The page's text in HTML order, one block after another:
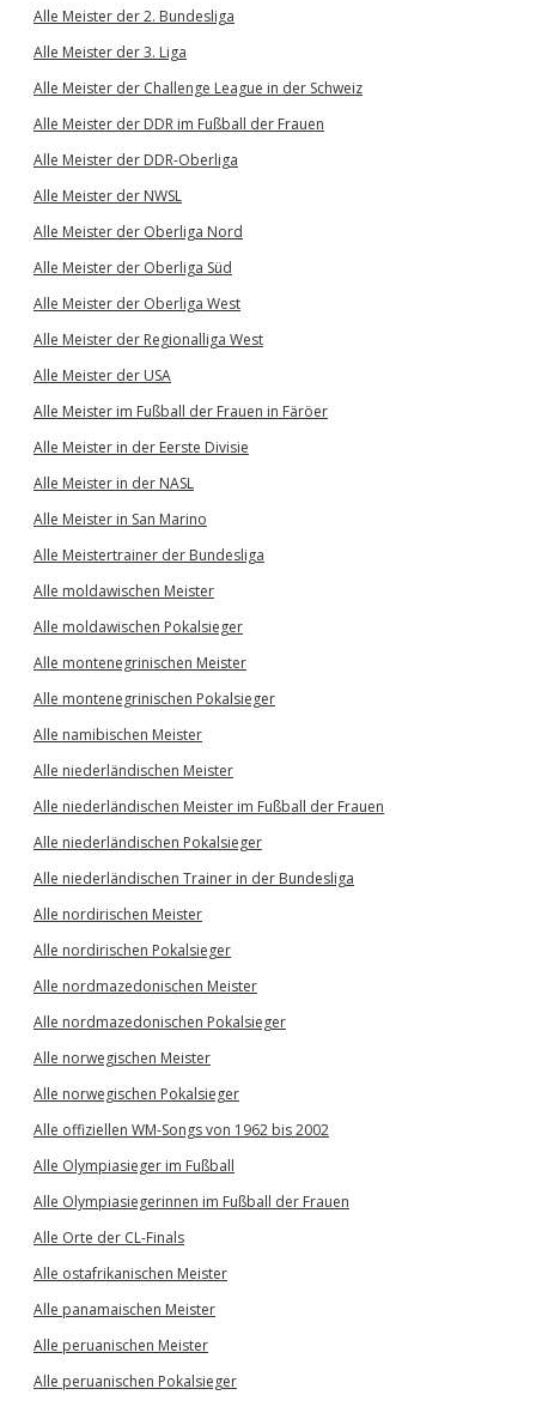
Alle Meister der 2. Bundesliga
Alle Meister der 3. Liga
Alle Meister der Challenge League in der Schweiz
Alle Meister der DDR im Fußball der Frauen
Alle Meister der DDR-Oberliga
Alle Meister der NWSL
Alle Meister der Oberliga Nord
Alle Meister der Oberliga Süd
Alle Meister der Oberliga West
Alle Meister der Regionalliga West
Alle Meister der USA
Alle Meister im Fußball der Frauen in Färöer
Alle Meister in der Eerste Divisie
Alle Meister in der NASL
Alle Meister in San Marino
Alle Meistertrainer der Bundesliga
Alle moldawischen Meister
Alle moldawischen Pokalsieger
Alle montenegrinischen Meister
Alle montenegrinischen Pokalsieger
Alle namibischen Meister
Alle niederländischen Meister
Alle niederländischen Meister im Fußball der Frauen
Alle niederländischen Pokalsieger
Alle niederländischen Trainer in der Bundesliga
Alle nordirischen Meister
Alle nordirischen Pokalsieger
Alle nordmazedonischen Meister
Alle nordmazedonischen Pokalsieger
Alle norwegischen Meister
Alle norwegischen Pokalsieger
Alle offiziellen WM-Songs von 1962 bis 2002
Alle Olympiasieger im Fußball
Alle Olympiasiegerinnen im Fußball der Frauen
Alle Orte der CL-Finals
Alle ostafrikanischen Meister
Alle panamaischen Meister
Alle peruanischen Meister
Alle peruanischen Pokalsieger